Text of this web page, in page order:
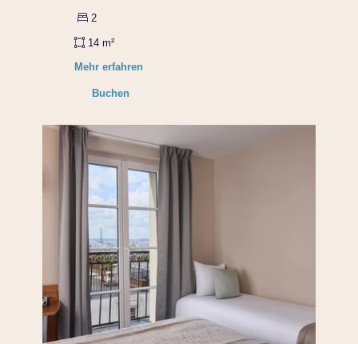
2
14 m²
Mehr erfahren
Buchen